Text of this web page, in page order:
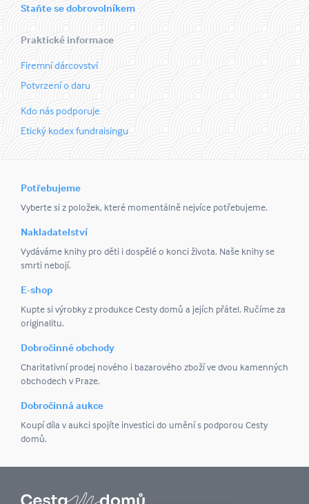
Staňte se dobrovolníkem
Praktické informace
Firemní dárcovství
Potvrzení o daru
Kdo nás podporuje
Etický kodex fundraisingu
Potřebujeme
Vyberte si z položek, které momentálně nejvíce potřebujeme.
Nakladatelství
Vydáváme knihy pro děti i dospělé o konci života. Naše knihy se
smrti nebojí.
E-shop
Kupte si výrobky z produkce Cesty domů a jejích přátel. Ručíme za
originalitu.
Dobročinné obchody
Charitativní prodej nového i bazarového zboží ve dvou kamenných
obchodech v Praze.
Dobročinná aukce
Koupí díla v aukci spojíte investici do umění s podporou Cesty
domů.